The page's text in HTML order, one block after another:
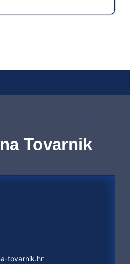
Tovarnik
tovarnik.hr